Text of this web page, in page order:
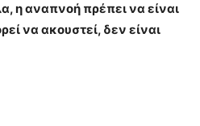
η αναπνοή πρέπει να είναι
να ακουστεί, δεν είναι